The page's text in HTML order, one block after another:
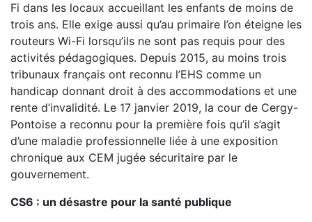
Fi dans les locaux accueillant les enfants de moins de
trois ans. Elle exige aussi qu’au primaire l’on éteigne les
routeurs Wi-Fi lorsqu’ils ne sont pas requis pour des
activités pédagogiques. Depuis 2015, au moins trois
tribunaux français ont reconnu l’EHS comme un
handicap donnant droit à des accommodations et une
rente d’invalidité. Le 17 janvier 2019, la cour de Cergy-
Pontoise a reconnu pour la première fois qu’il s’agit
d’une maladie professionnelle liée à une exposition
chronique aux CEM jugée sécuritaire par le
gouvernement.
CS6 : un désastre pour la santé publique